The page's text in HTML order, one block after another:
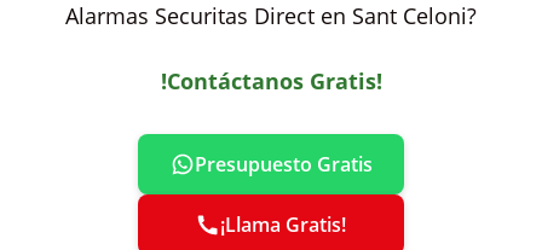
Alarmas Securitas Direct en Sant Celoni?
!Contáctanos Gratis!
Presupuesto Gratis
¡Llama Gratis!